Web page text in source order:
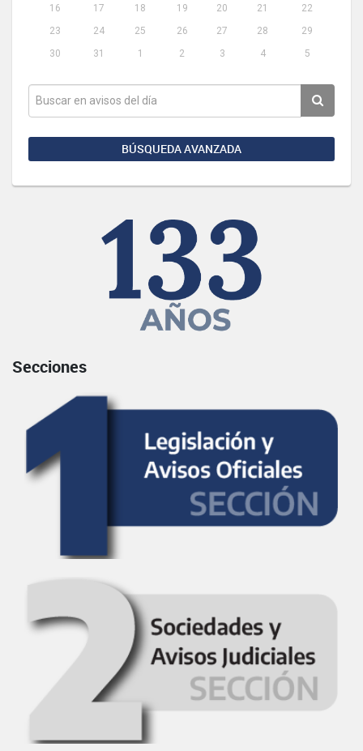
16
17 18 19 20 21
22
23
24 25 26 27 28
29
30
31 1 2 3 4 5
BÚSQUEDA AVANZADA
Secciones